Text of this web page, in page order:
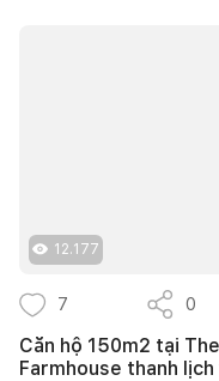
12.177
7 0
Căn hộ 150m2 tại
Farmhouse thanh lịch